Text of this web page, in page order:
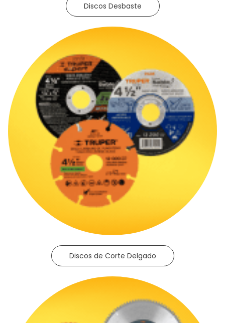
Discos Desbaste
Discos de Corte Delgado